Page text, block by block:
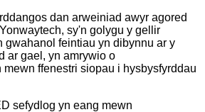
dan arweiniad awyr agored
sy'n golygu y gellir
gwahanol feintiau yn dibynnu ar y
ar gael, yn amrywio o
ffenestri siopau i hysbysfyrddau
sefydlog yn eang mewn